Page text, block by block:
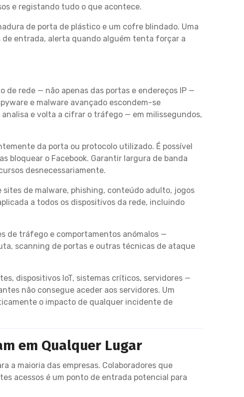
e registando tudo o que acontece.
de porta de plástico e um cofre blindado. Uma
entrada, alerta quando alguém tenta forçar a
rede — não apenas das portas e endereços IP —
e malware avançado escondem-se
e volta a cifrar o tráfego — em milissegundos,
da porta ou protocolo utilizado. É possível
bloquear o Facebook. Garantir largura de banda
desnecessariamente.
de malware, phishing, conteúdo adulto, jogos
a todos os dispositivos da rede, incluindo
de tráfego e comportamentos anómalos —
scanning de portas e outras técnicas de ataque
dispositivos IoT, sistemas críticos, servidores —
não consegue aceder aos servidores. Um
o impacto de qualquer incidente de
em Qualquer Lugar
a maioria das empresas. Colaboradores que
acessos é um ponto de entrada potencial para